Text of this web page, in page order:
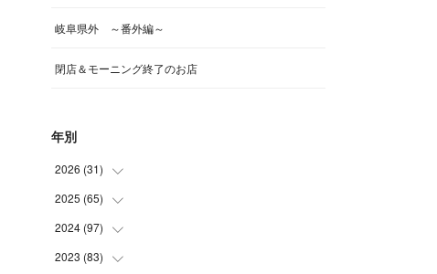
岐阜県外 ～番外編～
閉店＆モーニング終了のお店
年別
2026 (31)
(4
(4
(5
2025 (65)
(5
(6
2024 (97)
(5
2023 (83)